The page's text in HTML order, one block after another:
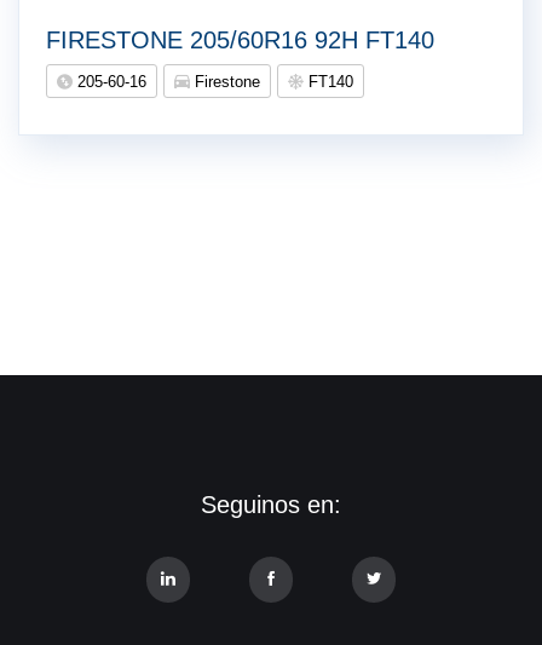
FIRESTONE 205/60R16 92H FT140
205-60-16 Firestone FT140
Seguinos en: